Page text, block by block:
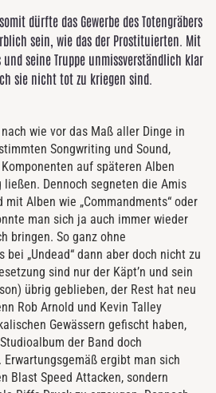
dürfte das Gewerbe des Totengräbers
sein, wie das der Prostituierten. Mit
und seine Truppe unmissverständlich klar
sie nicht tot zu kriegen sind.
wie vor das Maß aller Dinge in
Songwriting und Sound,
auf späteren Alben
Dennoch segneten die Amis
Alben wie „Commandments“ oder
man sich ja auch immer wieder
bringen. So ganz ohne
„Undead“ dann aber doch nicht zu
sind nur der Käpt’n und sein
übrig geblieben, der Rest hat neu
Rob Arnold und Kevin Talley
Gewässern gefischt haben,
der Band doch
ergibt man sich
Blast Speed Attacken, sondern